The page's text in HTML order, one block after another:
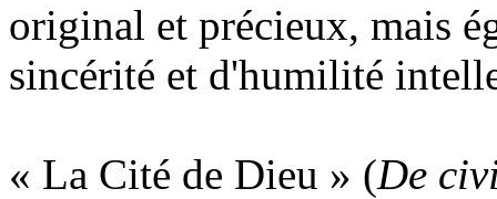
original et précieux, mais
sincérité et d'humilité
« La Cité de Dieu » (De